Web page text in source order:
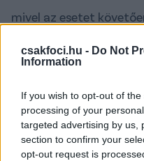
csakfoci.hu - Do Not
Information
If you wish to opt-out of
processing of your
targeted advertising by us,
section to confirm your
opt-out request is
mivel az esetet
megállapította,
találatot.
A 89. percben a
támadó-
Taliscával szemben a
Kassai isméta VAR-